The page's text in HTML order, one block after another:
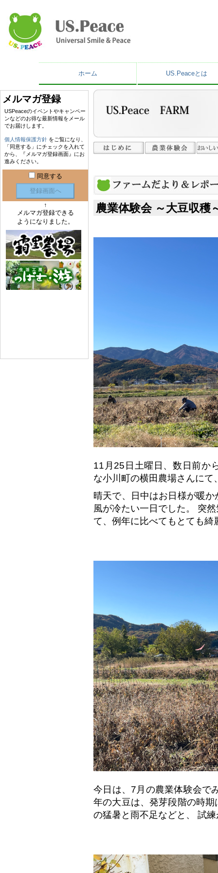
ホーム US.Peaceとは
メルマガ登録
USPeaceのイベントやキャンペー
ンなどのお得な最新情報をメール
でお届けします。
個人情報保護方針 をご覧になり、
「同意する」にチェックを入れて
から、『メルマガ登録画面』にお
進みください。
同意する
登録画面へ
↑
メルマガ登録できる
ようになりました。
農業体験会 ～大豆収穫
11月25日土曜日、数日前か
な小川町の横田農場さんに
晴天で、日中はお日様が暖
風が冷たい一日でした。 突
て、例年に比べてもとても綺
今日は、7月の農業体験会で
年の大豆は、発芽段階の時
の猛暑と雨不足などと、 試